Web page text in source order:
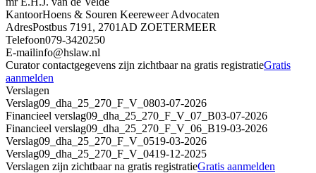
KantoorHoens & Souren Keereweer Advocaten
AdresPostbus 7191, 2701AD ZOETERMEER
Telefoon079-3420250
E-mailinfo@hslaw.nl
Curator contactgegevens zijn zichtbaar na gratis registratieGratis
aanmelden
Verslagen
Verslag09_dha_25_270_F_V_0803-07-2026
Financieel verslag09_dha_25_270_F_V_07_B03-07-2026
Financieel verslag09_dha_25_270_F_V_06_B19-03-2026
Verslag09_dha_25_270_F_V_0519-03-2026
Verslag09_dha_25_270_F_V_0419-12-2025
Verslagen zijn zichtbaar na gratis registratieGratis aanmelden